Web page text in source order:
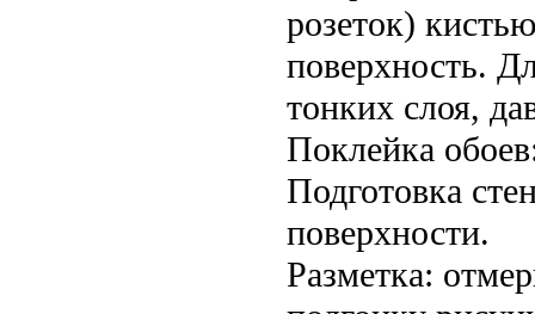
розеток)
поверхность.
тонких слоя,
Поклейка
Подготовка
поверхности.
Разметка: